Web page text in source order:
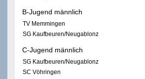
B-Jugend männlich
TV Memmingen
SG Kaufbeuren/Neugablonz
C-Jugend männlich
SG Kaufbeuren/Neugablonz
SC Vöhringen